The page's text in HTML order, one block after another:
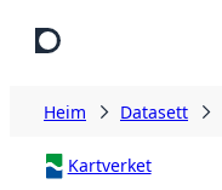
Heim Datasett
Kartverket